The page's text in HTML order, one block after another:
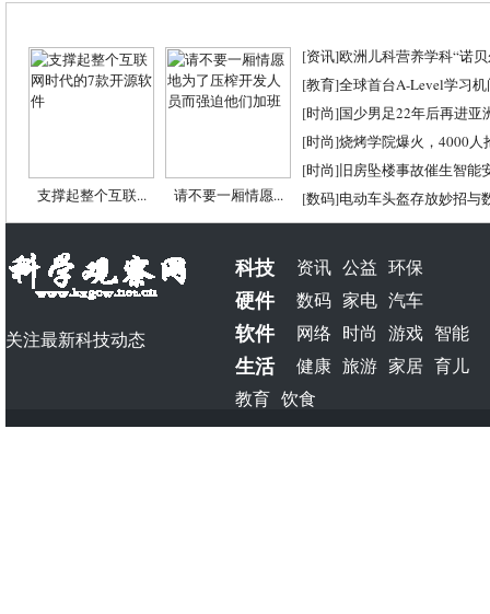
支撑起整个互联... 请不要一厢情愿...
[资讯]欧洲儿科营养学科“诺
[教育]全球首台A-Level学习
[时尚]国少男足22年后再进亚
[时尚]烧烤学院爆火，4000人
[时尚]旧房坠楼事故催生智能
[数码]电动车头盔存放妙招与
关注最新科技动态
科技 资讯 公益 环保
硬件 数码 家电 汽车
软件 网络 时尚 游戏 智能
生活 健康 旅游 家居 育儿
教育 饮食